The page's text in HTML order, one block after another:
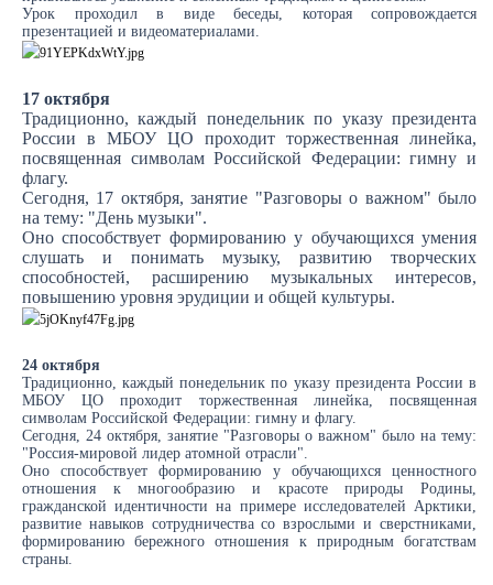
Урок проходил в виде беседы, которая сопровождается
презентацией и видеоматериалами.
17 октября
Традиционно, каждый понедельник по указу президента
России в МБОУ ЦО проходит торжественная линейка,
посвященная символам Российской Федерации: гимну и
флагу.
Сегодня, 17 октября, занятие "Разговоры о важном" было
на тему: "День музыки".
Оно способствует формированию у обучающихся умения
слушать и понимать музыку, развитию творческих
способностей, расширению музыкальных интересов,
повышению уровня эрудиции и общей культуры.
24 октября
Традиционно, каждый понедельник по указу президента России в
МБОУ ЦО проходит торжественная линейка, посвященная
символам Российской Федерации: гимну и флагу.
Сегодня, 24 октября, занятие "Разговоры о важном" было на тему:
"Россия-мировой лидер атомной отрасли".
Оно способствует формированию у обучающихся ценностного
отношения к многообразию и красоте природы Родины,
гражданской идентичности на примере исследователей Арктики,
развитие навыков сотрудничества со взрослыми и сверстниками,
формированию бережного отношения к природным богатствам
страны.